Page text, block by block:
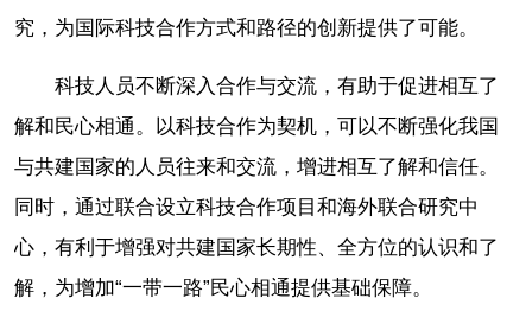
究，为国际科技合作方式和路径的创新提供了可能。
科技人员不断深入合作与交流，有助于促进相互了
解和民心相通。以科技合作为契机，可以不断强化我国
与共建国家的人员往来和交流，增进相互了解和信任。
同时，通过联合设立科技合作项目和海外联合研究中
心，有利于增强对共建国家长期性、全方位的认识和了
解，为增加“一带一路”民心相通提供基础保障。